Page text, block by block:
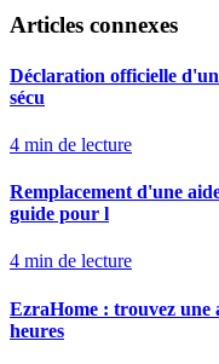
Articles connexes
Déclaration officielle
sécu
4 min de lecture
Remplacement d'une
guide pour l
4 min de lecture
EzraHome : trouvez une
heures